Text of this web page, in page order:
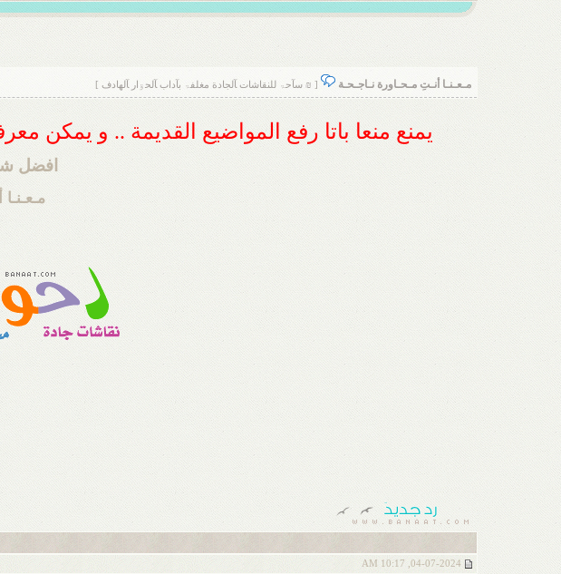
مـعـنـا أنـتِ مـحـاورة نـاجـحـة [ ₪ سآحۃ للنقاشات ﺂلجادة مغلفۃ بآداب ﺂلحۊار ﺂلهادف ]
يمنع منعا باتا رفع المواضيع القديمة .. و يمكن
افضل